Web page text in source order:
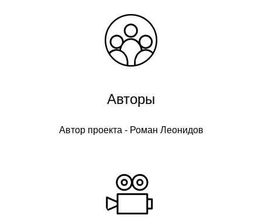
Авторы
Автор проекта - Роман Леонидов